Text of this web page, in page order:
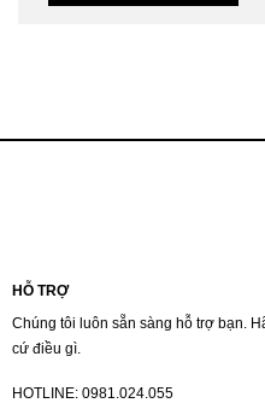
HỖ TRỢ
Chúng tôi luôn sẵn sàng hỗ trợ bạn.
cứ điều gì.
HOTLINE: 0981.024.055